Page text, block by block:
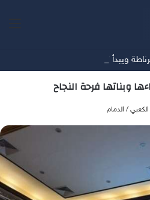
ويبدأ تحدياً جديداً مع ليغانيس
وبناتها فرحة النجاح
الكعبي / الدمام